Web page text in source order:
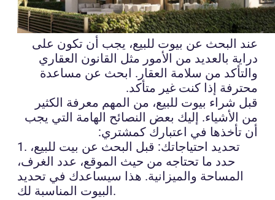
عند البحث عن بيوت للبيع، يجب أن تكون على
دراية بالعديد من الأمور مثل القانون العقاري
والتأكد من سلامة العقار. ابحث عن مساعدة
محترفة إذا كنت غير متأكد.
قبل شراء بيوت للبيع، من المهم معرفة الكثير
من الأشياء. إليك بعض النصائح الهامة التي يجب
أن تأخذها في اعتبارك كمشتري:
1. تحديد احتياجاتك: قبل البحث عن بيت للبيع،
حدد ما تحتاجه من حيث الموقع، عدد الغرف،
المساحة والميزانية. هذا سيساعدك في تحديد
البيوت المناسبة لك.